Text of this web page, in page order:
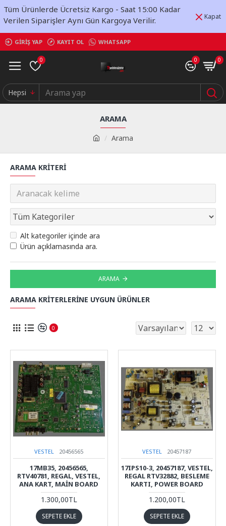
Tüm Ürünlerde Ücretsiz Kargo - Saat 15:00 Kadar
Verilen Siparişler Aynı Gün Kargoya Verilir.
Kapat
GIRIŞ YAP KAYIT OL WHATSAPP
0 0 0
Hepsi
Arama
ARAMA
ARAMA KRITERI
Alt kategoriler içinde ara
Ürün açıklamasında ara.
ARAMA
ARAMA KRITERLERINE UYGUN ÜRÜNLER
0
VESTEL 20456565
17MB35, 20456565,
RTV40781, REGAL, VESTEL,
ANA KART, MAİN BOARD
1.300,00TL
SEPETE EKLE
VESTEL 20457187
17IPS10-3, 20457187, VESTEL,
REGAL RTV32882, BESLEME
KARTI, POWER BOARD
1.200,00TL
SEPETE EKLE